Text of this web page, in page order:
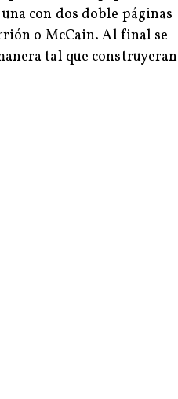
con dos doble páginas
o McCain. Al final se
tal que construyeran